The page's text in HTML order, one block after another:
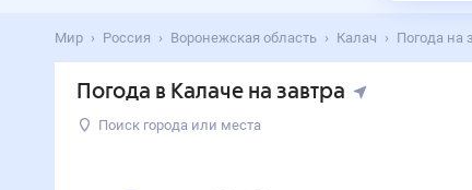
Мир Россия Воронежская область Калач Погода на
Погода в Калаче на завтра
Поиск города или места